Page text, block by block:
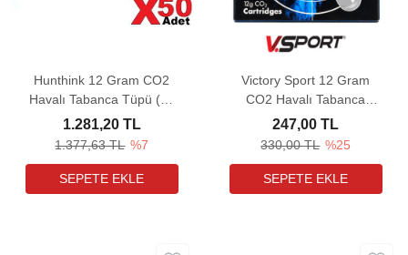
Hunthink 12 Gram CO2
Havalı Tabanca Tüpü (50
Adet)
1.377,63 TL %7
1.281,20 TL
Victory Sport 12 Gram
CO2 Havalı Tabanca
Tüpü (10 Adet)
330,00 TL %25
247,00 TL